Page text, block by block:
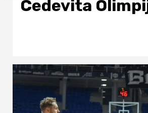
Cedevita